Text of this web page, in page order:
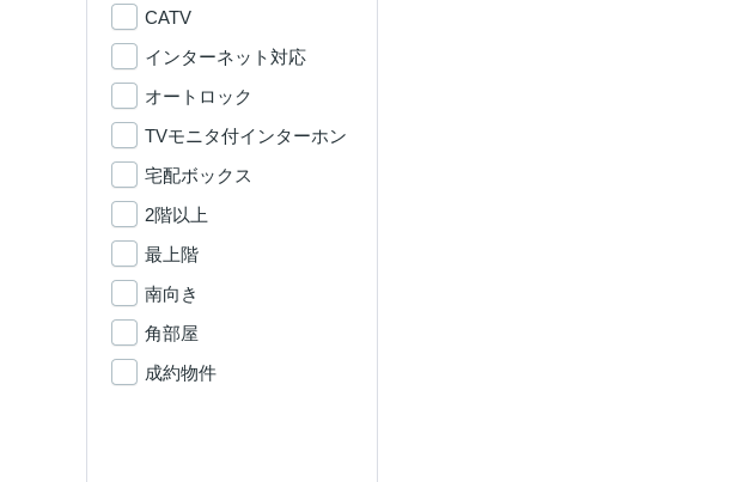
CATV
インターネット対応
オートロック
TVモニタ付インターホン
宅配ボックス
2階以上
最上階
南向き
角部屋
成約物件